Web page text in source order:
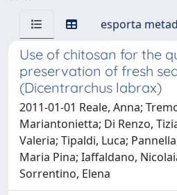
esporta
Use of chitosan for the
preservation of fresh
(Dicentrarchus labrax)
2011-01-01 Reale, Anna;
Mariantonietta; Di Renzo,
Valeria; Tipaldi, Luca;
Maria Pina; Iaffaldano,
Sorrentino, Elena